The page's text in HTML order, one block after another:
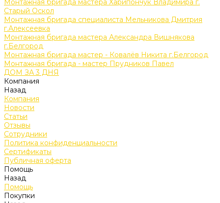
Монтажная бригада мастера Харипончук Владимира г.
Старый Оскол
Монтажная бригада специалиста Мельникова Дмитрия
г.Алексеевка
Монтажная бригада мастера Александра Вишнякова
г.Белгород
Монтажная бригада мастер - Ковалёв Никита г.Белгород
Монтажная бригада - мастер Прудников Павел
ДОМ ЗА 3 ДНЯ
Компания
Назад
Компания
Новости
Статьи
Отзывы
Сотрудники
Политика конфиденциальности
Сертификаты
Публичная оферта
Помощь
Назад
Помощь
Покупки